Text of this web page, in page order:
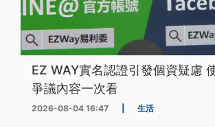
EZ WAY實名認證引發個資疑慮
爭議內容一次看
2026-08-04 16:47 生活